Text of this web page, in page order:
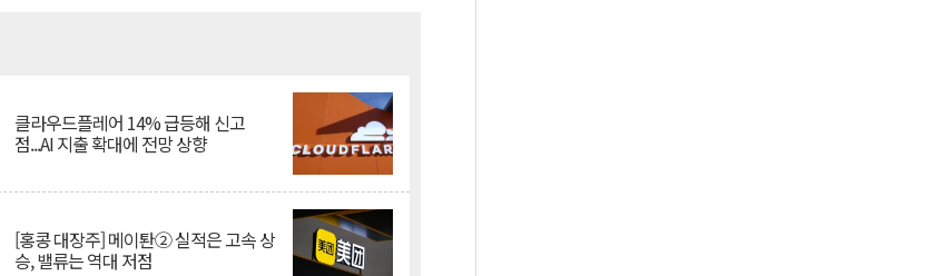
클라우드플레어 14% 급등해 신고
점...AI 지출 확대에 전망 상향
[홍콩 대장주] 메이퇀② 실적은 고속 상
승, 밸류는 역대 저점